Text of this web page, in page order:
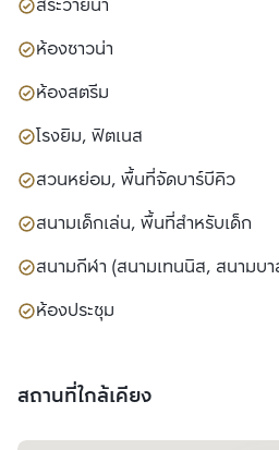
สระว่ายน้ำ
ห้องซาวน่า
ห้องสตรีม
โรงยิม, ฟิตเนส
สวนหย่อม, พื้นที่จัดบาร์บีคิว
สนามเด็กเล่น, พื้นที่สำหรับเด็ก
สนามกีฬา (สนามเทนนิส, สนามบ
ห้องประชุม
สถานที่ใกล้เคียง